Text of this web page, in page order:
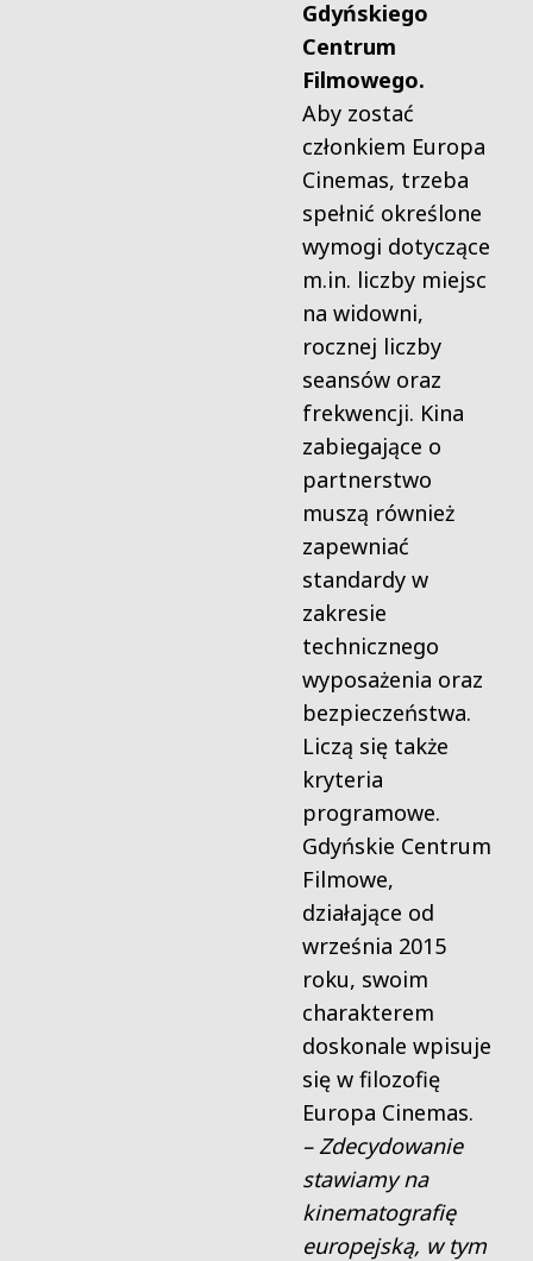
Gdyńskiego
Centrum
Filmowego.
Aby zostać
członkiem Europa
Cinemas, trzeba
spełnić określone
wymogi dotyczące
m.in. liczby miejsc
na widowni,
rocznej liczby
seansów oraz
frekwencji. Kina
zabiegające o
partnerstwo
muszą również
zapewniać
standardy w
zakresie
technicznego
wyposażenia oraz
bezpieczeństwa.
Liczą się także
kryteria
programowe.
Gdyńskie Centrum
Filmowe,
działające od
września 2015
roku, swoim
charakterem
doskonale wpisuje
się w filozofię
Europa Cinemas.
– Zdecydowanie
stawiamy na
kinematografię
europejską, w tym